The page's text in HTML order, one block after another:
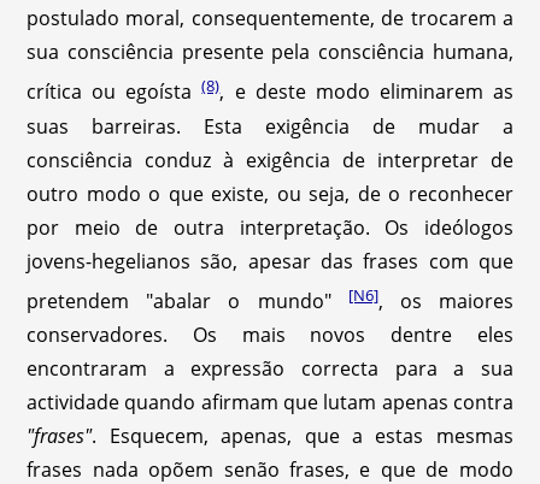
postulado moral, consequentemente, de trocarem a
sua consciência presente pela consciência humana,
crítica ou egoísta(8), e deste modo eliminarem as
suas barreiras. Esta exigência de mudar a
consciência conduz à exigência de interpretar de
outro modo o que existe, ou seja, de o reconhecer
por meio de outra interpretação. Os ideólogos
jovens-hegelianos são, apesar das frases com que
pretendem "abalar o mundo"
[N6], os maiores
conservadores. Os mais novos dentre eles
encontraram a expressão correcta para a sua
actividade quando afirmam que lutam apenas contra
"frases". Esquecem, apenas, que a estas mesmas
frases nada opõem senão frases, e que de modo